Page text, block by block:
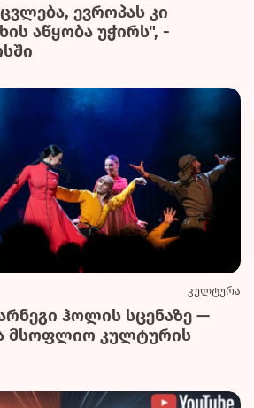
ევროპას კი
აწყობა უჭირს", -
კულტურა
ჰოლის სცენაზე —
მსოფლიო კულტურის